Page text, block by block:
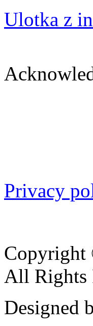
Ulotka z
Privacy
Copyright
All Rights
Designed